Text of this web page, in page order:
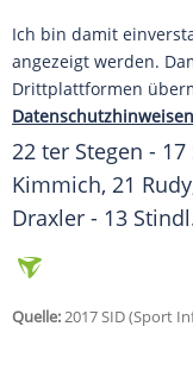
Ich bin damit
angezeigt werden.
Drittplattformen
22 ter Stegen - 17
Kimmich, 21
Draxler - 13
Quelle:2017 SID (Sport